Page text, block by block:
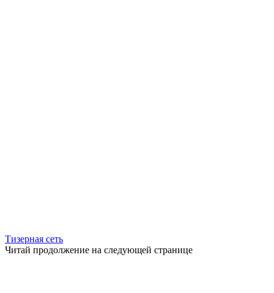
Тизерная сеть
Читай продолжение на следующей странице